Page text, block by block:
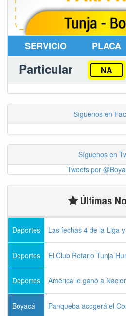
SERVICIO PLACA
Particular NA
Síguenos en
Síguenos en
Tweets por
Últimas
Deportes Las fechas 4 de la Liga
Deportes El Club Rotario Tunja
Deportes América le ganó a
Boyacá Panqueba acogerá el